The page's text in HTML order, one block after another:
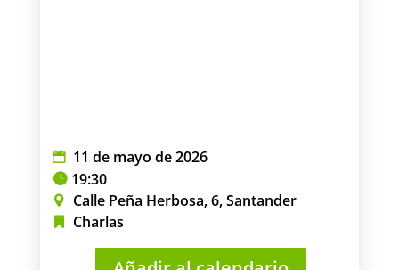
11 de mayo de 2026
19:30
Calle Peña Herbosa, 6, Santander
Charlas